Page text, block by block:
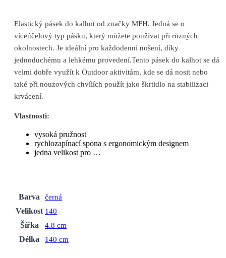
Elastický pásek do kalhot od značky MFH. Jedná se o
víceúčelový typ pásku, který můžete používat při různých
okolnostech. Je ideální pro každodenní nošení, díky
jednoduchému a lehkému provedení.Tento pásek do kalhot se dá
velmi dobře využít k Outdoor aktivitám, kde se dá nosit nebo
také při nouzových chvílích použít jako škrtidlo na stabilizaci
krvácení.
Vlastnosti:
vysoká pružnost
rychlozapínací spona s ergonomickým designem
jedna velikost pro …
Barva
černá
Velikost 140
Šířka
4.8 cm
Délka
140 cm